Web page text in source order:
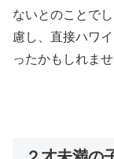
ないとのことで
慮し、直接ハワ
ったかもしれませ